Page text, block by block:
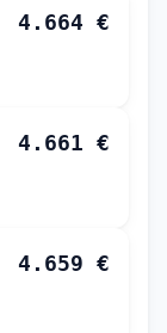
4.664 €
4.661 €
4.659 €